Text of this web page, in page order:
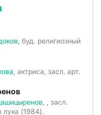
, буд. религиозный
, актриса, засл. арт.
, , засл.
лука (1984).